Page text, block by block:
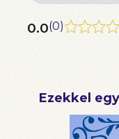
0.0(0)
Ezekkel